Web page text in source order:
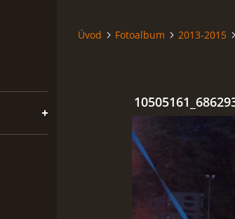
Úvod Fotoalbum 2013-2015